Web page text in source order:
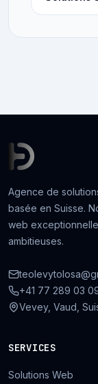
Agence de
basée en Suisse.
web
ambitieuses.
+41 77 289 03
Vevey, Vaud,
SERVICES
Solutions Web